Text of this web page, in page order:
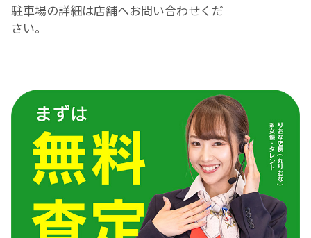
駐車場の詳細は店舗へお問い合わせくだ
さい。